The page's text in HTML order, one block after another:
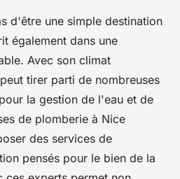
d'être une simple destination
également dans une
Avec son climat
tirer parti de nombreuses
la gestion de l'eau et de
de plomberie à Nice
des services de
pensés pour le bien de la